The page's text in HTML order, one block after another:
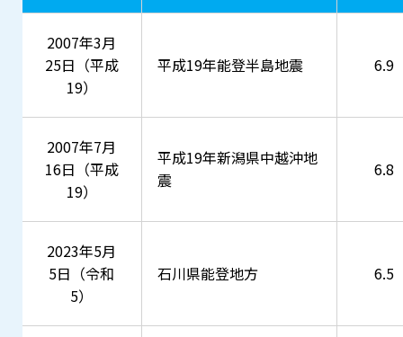
2007年3月
25日（平成
19）
平成19年能登半島地震 6.9
2007年7月
16日（平成
19）
平成19年新潟県中越沖地
震
6.8
2023年5月
5日（令和
5）
石川県能登地方 6.5